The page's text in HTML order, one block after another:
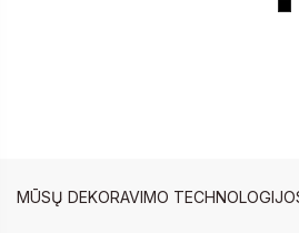
MŪSŲ DEKORAVIMO